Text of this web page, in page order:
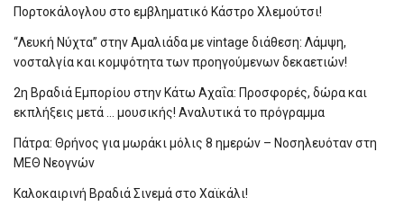
Πορτοκάλογλου στο εμβληματικό Κάστρο Χλεμούτσι!
“Λευκή Νύχτα” στην Αμαλιάδα με vintage διάθεση: Λάμψη,
νοσταλγία και κομψότητα των προηγούμενων δεκαετιών!
2η Βραδιά Εμπορίου στην Κάτω Αχαΐα: Προσφορές, δώρα και
εκπλήξεις μετά … μουσικής! Αναλυτικά το πρόγραμμα
Πάτρα: Θρήνος για μωράκι μόλις 8 ημερών – Νοσηλευόταν στη
ΜΕΘ Νεογνών
Καλοκαιρινή Βραδιά Σινεμά στο Χαϊκάλι!